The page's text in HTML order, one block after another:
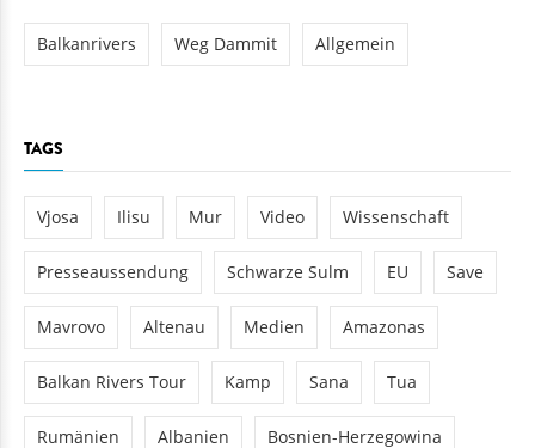
Balkanrivers Weg Dammit Allgemein
TAGS
Vjosa Ilisu Mur Video Wissenschaft
Presseaussendung Schwarze Sulm EU Save
Mavrovo Altenau Medien Amazonas
Balkan Rivers Tour Kamp Sana Tua
Rumänien Albanien Bosnien-Herzegowina